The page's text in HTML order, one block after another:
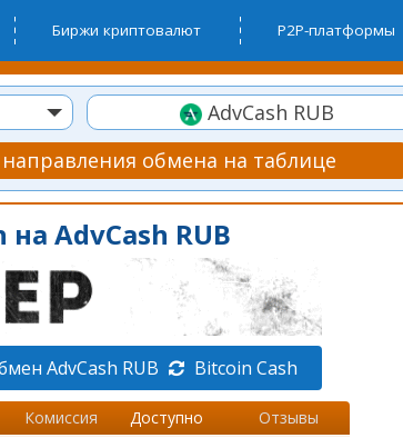
Биржи криптовалют P2P-платформы
AdvCash RUB
направления обмена на таблице
AdvCash RUB
AdvCash RUB Bitcoin Cash
Комиссия Доступно
Отзывы